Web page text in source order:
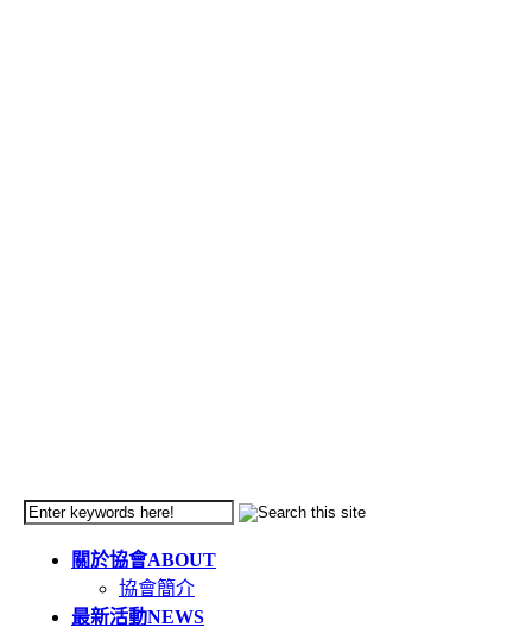
關於協會ABOUT
協會簡介
最新活動NEWS